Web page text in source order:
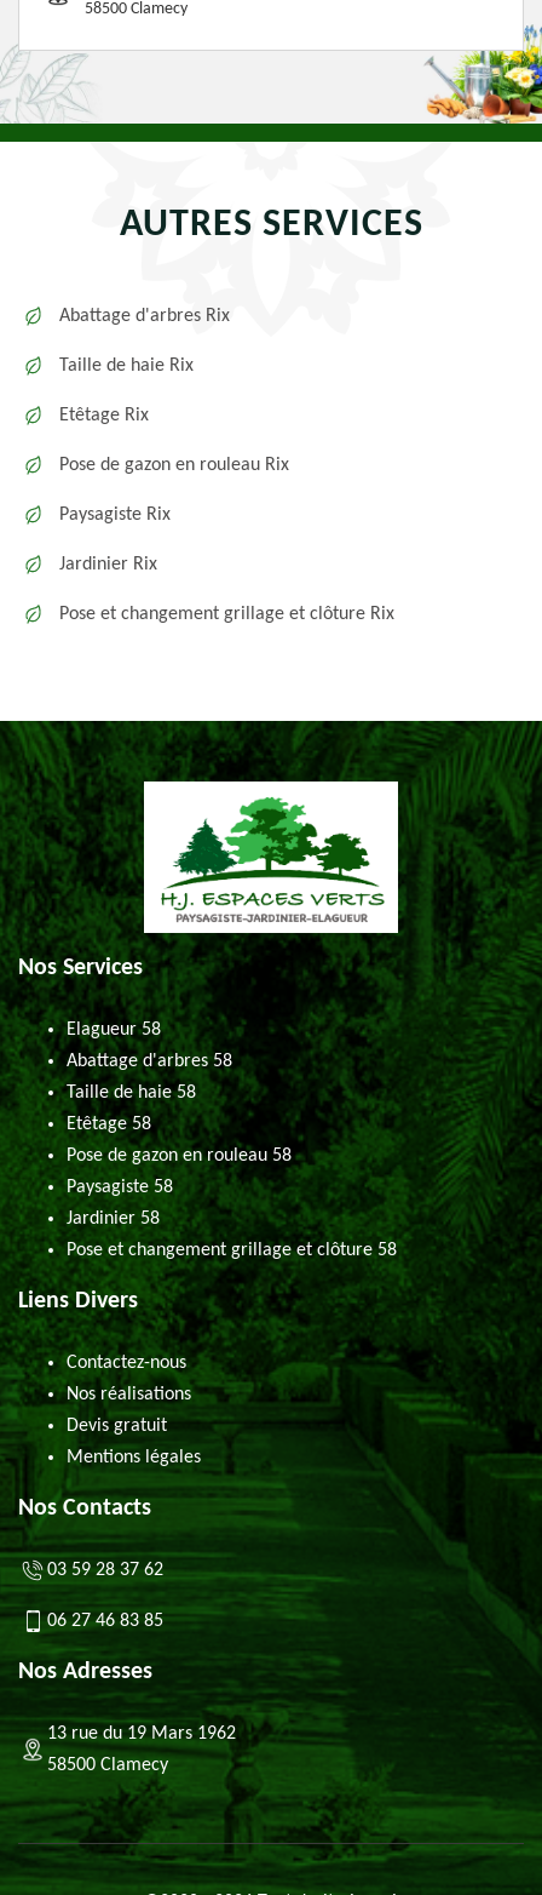
58500 Clamecy
AUTRES SERVICES
Abattage d'arbres Rix
Taille de haie Rix
Etêtage Rix
Pose de gazon en rouleau Rix
Paysagiste Rix
Jardinier Rix
Pose et changement grillage et clôture Rix
Nos Services
Elagueur 58
Abattage d'arbres 58
Taille de haie 58
Etêtage 58
Pose de gazon en rouleau 58
Paysagiste 58
Jardinier 58
Pose et changement grillage et clôture 58
Liens Divers
Contactez-nous
Nos réalisations
Devis gratuit
Mentions légales
Nos Contacts
03 59 28 37 62
06 27 46 83 85
Nos Adresses
13 rue du 19 Mars 1962
58500 Clamecy